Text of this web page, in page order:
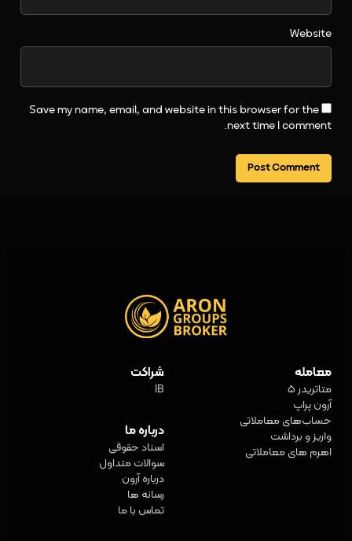
Website
Save my name, email, and website in this browser for the
next time I comment.
معامله
متاتریدر 5
آرون پراپ
حساب‌های معاملاتی
واریز و برداشت
اهرم های معاملاتی
شراکت
IB
درباره ما
اسناد حقوقی
سوالات متداول
درباره آرون
رسانه ها
تماس با ما